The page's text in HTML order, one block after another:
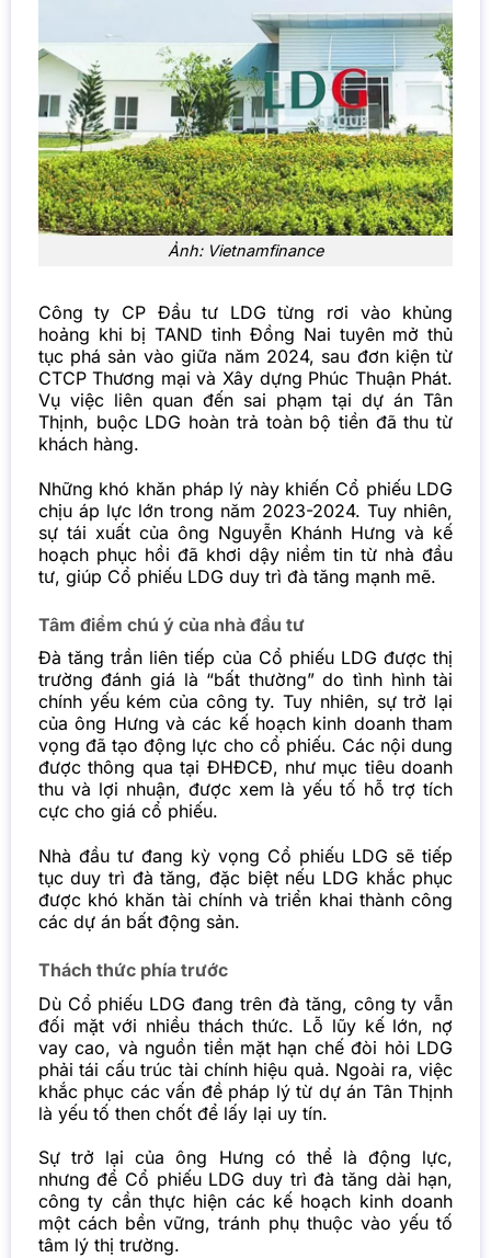
Ảnh: Vietnamfinance
Công ty CP Đầu tư LDG từng rơi vào khủng
hoảng khi bị TAND tỉnh Đồng Nai tuyên mở thủ
tục phá sản vào giữa năm 2024, sau đơn kiện từ
CTCP Thương mại và Xây dựng Phúc Thuận Phát.
Vụ việc liên quan đến sai phạm tại dự án Tân
Thịnh, buộc LDG hoàn trả toàn bộ tiền đã thu từ
khách hàng.
Những khó khăn pháp lý này khiến Cổ phiếu LDG
chịu áp lực lớn trong năm 2023-2024. Tuy nhiên,
sự tái xuất của ông Nguyễn Khánh Hưng và kế
hoạch phục hồi đã khơi dậy niềm tin từ nhà đầu
tư, giúp Cổ phiếu LDG duy trì đà tăng mạnh mẽ.
Tâm điểm chú ý của nhà đầu tư
Đà tăng trần liên tiếp của Cổ phiếu LDG được thị
trường đánh giá là “bất thường” do tình hình tài
chính yếu kém của công ty. Tuy nhiên, sự trở lại
của ông Hưng và các kế hoạch kinh doanh tham
vọng đã tạo động lực cho cổ phiếu. Các nội dung
được thông qua tại ĐHĐCĐ, như mục tiêu doanh
thu và lợi nhuận, được xem là yếu tố hỗ trợ tích
cực cho giá cổ phiếu.
Nhà đầu tư đang kỳ vọng Cổ phiếu LDG sẽ tiếp
tục duy trì đà tăng, đặc biệt nếu LDG khắc phục
được khó khăn tài chính và triển khai thành công
các dự ánbất động sản.
Thách thức phía trước
Dù Cổ phiếu LDG đang trên đà tăng, công ty vẫn
đối mặt với nhiều thách thức. Lỗ lũy kế lớn, nợ
vay cao, và nguồn tiền mặt hạn chế đòi hỏi LDG
phải tái cấu trúc tài chính hiệu quả. Ngoài ra, việc
khắc phục các vấn đề pháp lý từ dự án Tân Thịnh
là yếu tố then chốt để lấy lại uy tín.
Sự trở lại của ông Hưng có thể là động lực,
nhưng để Cổ phiếu LDG duy trì đà tăng dài hạn,
công ty cần thực hiện các kế hoạch kinh doanh
một cách bền vững, tránh phụ thuộc vào yếu tố
tâm lý thị trường.